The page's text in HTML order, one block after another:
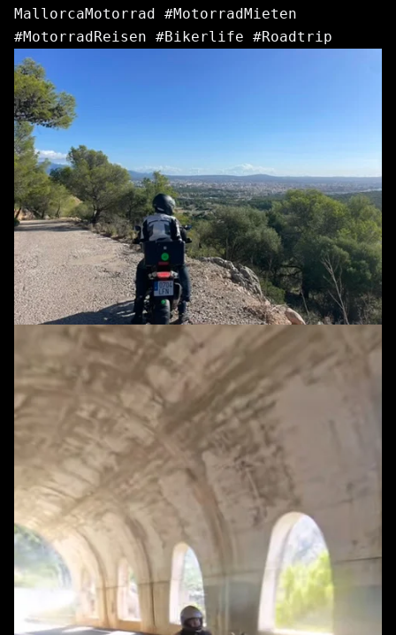
MallorcaMotorrad #MotorradMieten
#MotorradReisen #Bikerlife #Roadtrip